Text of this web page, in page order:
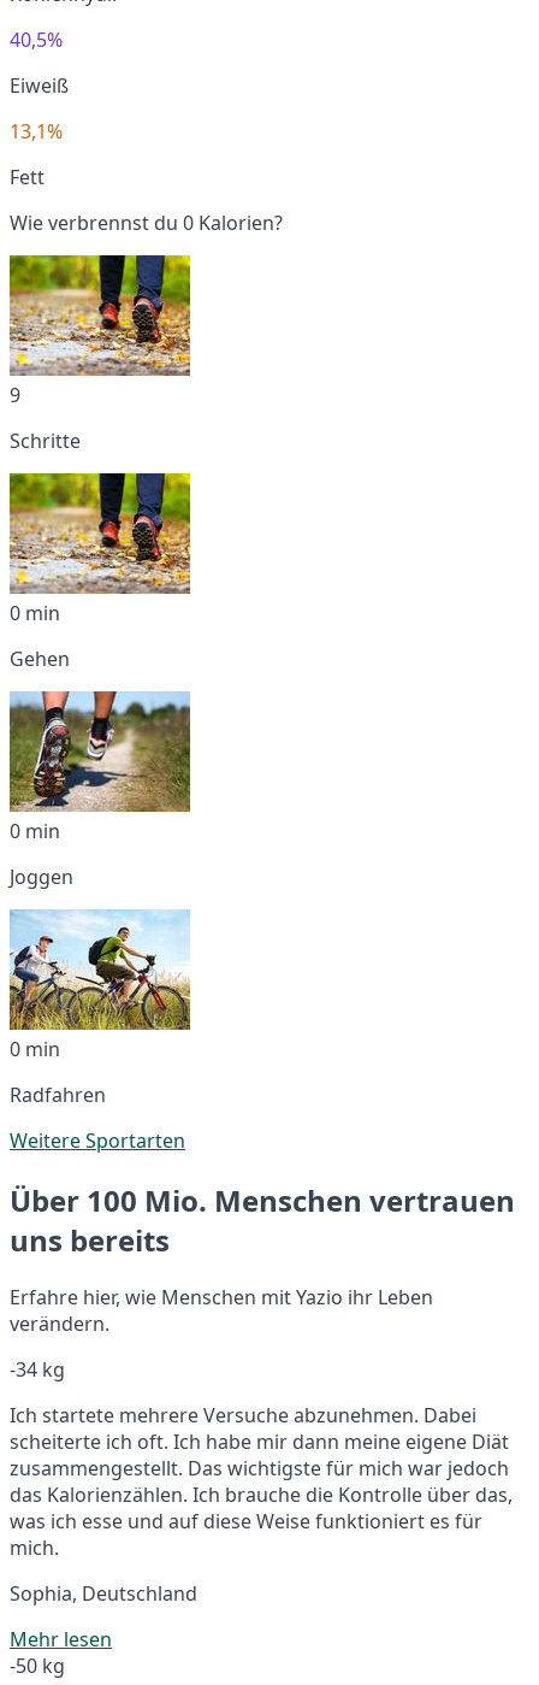
40,5%
Eiweiß
13,1%
Fett
Wie verbrennst du 0 Kalorien?
9
Schritte
0 min
Gehen
0 min
Joggen
0 min
Radfahren
Weitere Sportarten
Über 100 Mio. Menschen vertrauen
uns bereits
Erfahre hier, wie Menschen mit Yazio ihr Leben
verändern.
-34 kg
Ich startete mehrere Versuche abzunehmen. Dabei
scheiterte ich oft. Ich habe mir dann meine eigene Diät
zusammengestellt. Das wichtigste für mich war jedoch
das Kalorienzählen. Ich brauche die Kontrolle über das,
was ich esse und auf diese Weise funktioniert es für
mich.
Sophia, Deutschland
Mehr lesen
-50 kg